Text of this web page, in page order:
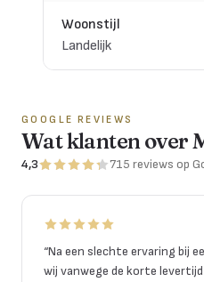
Woonstijl
Landelijk
GOOGLE REVIEWS
Wat klanten over
4,3 715 reviews op
“Na een slechte ervaring bij
wij vanwege de korte